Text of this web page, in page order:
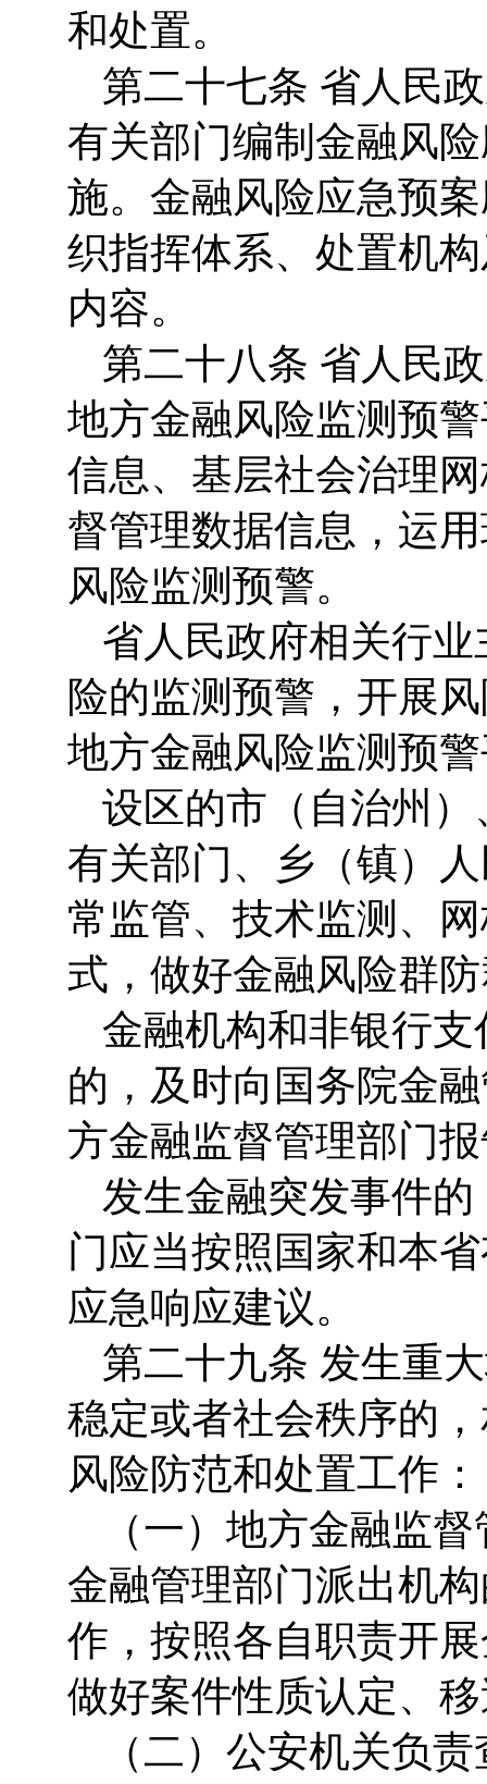
和处置。
第二十七条 省人民
有关部门编制金融风
施。金融风险应急预
织指挥体系、处置机
内容。
第二十八条 省人民
地方金融风险监测预
信息、基层社会治理
督管理数据信息，运
风险监测预警。
省人民政府相关行
险的监测预警，开展
地方金融风险监测预
设区的市（自治州
有关部门、乡（镇）
常监管、技术监测、
式，做好金融风险群
金融机构和非银行
的，及时向国务院金
方金融监督管理部门
发生金融突发事件
门应当按照国家和本
应急响应建议。
第二十九条 发生重
稳定或者社会秩序的
风险防范和处置工作：
（一）地方金融监
金融管理部门派出机
作，按照各自职责开
做好案件性质认定、
（二）公安机关负